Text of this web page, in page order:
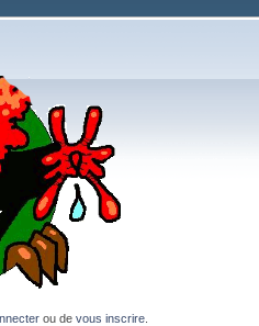
ou de vous inscrire.